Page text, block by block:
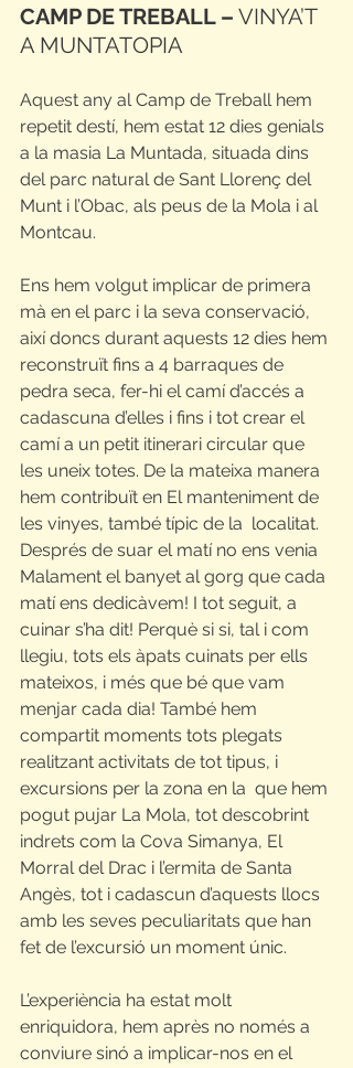
CAMP DE TREBALL – VINYA’T
A MUNTATOPIA
Aquest any al Camp de Treball hem
repetit destí, hem estat 12 dies genials
a la masia La Muntada, situada dins
del parc natural de Sant Llorenç del
Munt i l’Obac, als peus de la Mola i al
Montcau.
Ens hem volgut implicar de primera
mà en el parc i la seva conservació,
així doncs durant aquests 12 dies hem
reconstruït fins a 4 barraques de
pedra seca, fer-hi el camí d’accés a
cadascuna d’elles i fins i tot crear el
camí a un petit itinerari circular que
les uneix totes. De la mateixa manera
hem contribuït en El manteniment de
les vinyes, també típic de la  localitat.
Després de suar el matí no ens venia
Malament el banyet al gorg que cada
matí ens dedicàvem! I tot seguit, a
cuinar s’ha dit! Perquè si si, tal i com
llegiu, tots els àpats cuinats per ells
mateixos, i més que bé que vam
menjar cada dia! També hem
compartit moments tots plegats
realitzant activitats de tot tipus, i
excursions per la zona en la  que hem
pogut pujar La Mola, tot descobrint
indrets com la Cova Simanya, El
Morral del Drac i l’ermita de Santa
Angès, tot i cadascun d’aquests llocs
amb les seves peculiaritats que han
fet de l’excursió un moment únic.
L’experiència ha estat molt
enriquidora, hem après no només a
conviure sinó a implicar-nos en el